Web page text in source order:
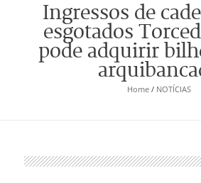
Ingressos de
esgotados
pode adquirir
Home/ NOTÍCIAS